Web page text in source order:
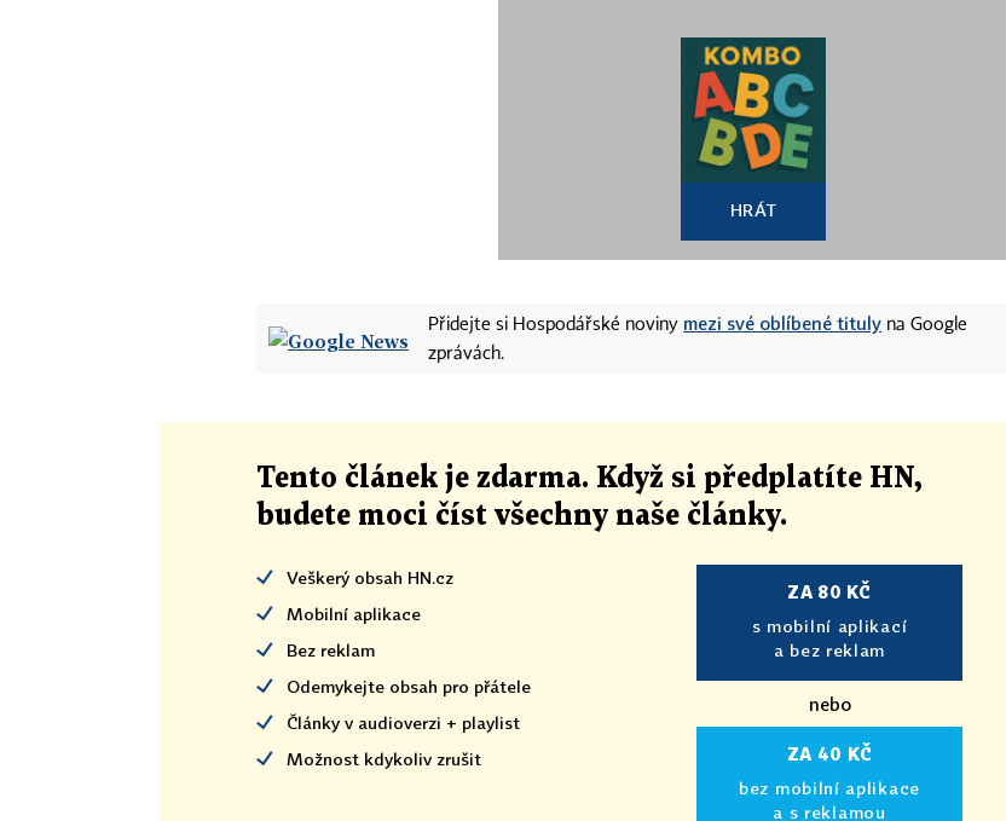
HRÁT
Přidejte si Hospodářské noviny mezi své oblíbené tituly na Google
zprávách.
Tento článek je zdarma. Když si předplatíte HN,
budete moci číst všechny naše články.
Veškerý obsah HN.cz
Mobilní aplikace
Bez reklam
Odemykejte obsah pro přátele
Články v audioverzi + playlist
Možnost kdykoliv zrušit
ZA 80 KČ
s mobilní aplikací
a bez reklam
nebo
ZA 40 KČ
bez mobilní aplikace
a s reklamou